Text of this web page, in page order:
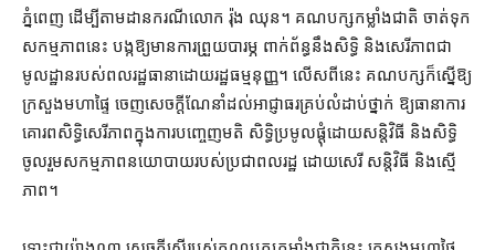
ភ្នំពេញ ដើម្បី​តាមដាន​ករណី​លោក រ៉ុង ឈុន។ គណបក្ស​កម្លាំង​ជាតិ ចាត់ទុក​
សកម្មភាព​នេះ បង្ក​ឱ្យ​មាន​ការ​ព្រួយបារម្ភ ពាក់ព័ន្ធ​នឹង​សិទ្ធិ និង​សេរី​ភាពជា​
មូលដ្ឋាន​របស់​ពលរដ្ឋ​ធានា​ដោយ​រដ្ឋធម្មនុញ្ញ​។ លើស​ពី​នេះ គណបក្ស​ក៏​ស្នើ​ឱ្យ​
ក្រសួង​មហាផ្ទៃ ចេញ​សេចក្តី​ណែនាំ​ដល់​អាជ្ញាធរ​គ្រប់​លំដាប់​ថ្នាក់ ឱ្យ​ធានា​ការ
គោរព​សិទ្ធិ​សេរីភាព​ក្នុង​ការ​បញ្ចេញមតិ សិទ្ធិ​ប្រមូល​ផ្តុំ​ដោយ​សន្តិវិធី និង​សិទ្ធិ​
ចូលរួម​សកម្មភាព​នយោបាយ​របស់​ប្រជាពលរដ្ឋ ដោយ​សេរី សន្តិវិធី និង​ស្មើ
ភាព។